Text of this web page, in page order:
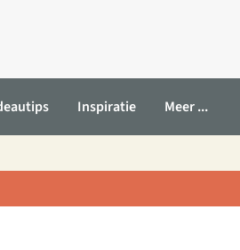
Inspiratie Meer ...